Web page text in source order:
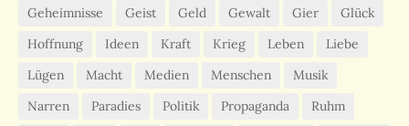
Geheimnisse
Geist Geld Gewalt Gier
Glück
Hoffnung
Ideen Kraft Krieg Leben
Liebe
Lügen
Macht Medien Menschen
Musik
Narren
Paradies Politik Propaganda
Ruhm